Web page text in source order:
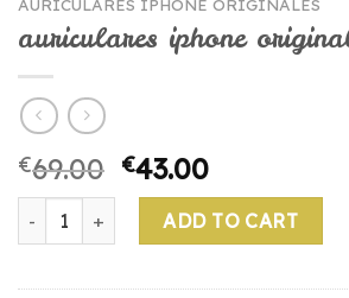
auriculares iphone
€69.00 €43.00
auriculares iphone originales quantity
ADD TO CART